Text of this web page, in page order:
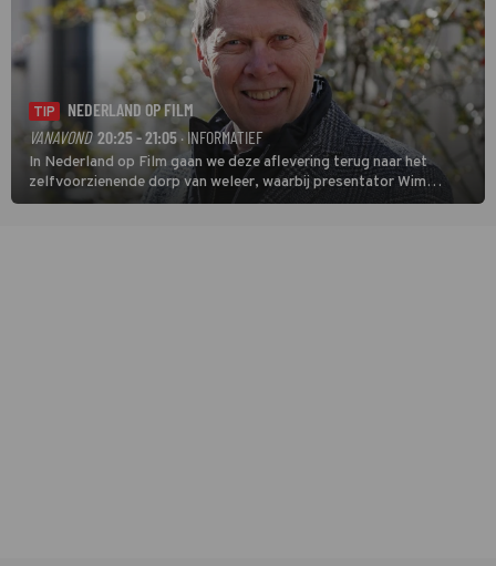
TIP
NEDERLAND OP FILM
VANAVOND 20:25 - 21:05· INFORMATIEF
In Nederland op Film gaan we deze aflevering terug naar het
zelfvoorzienende dorp van weleer, waarbij presentator Wim
Daniëls de kijkers meeneemt op reis door de tijd aan de hand van